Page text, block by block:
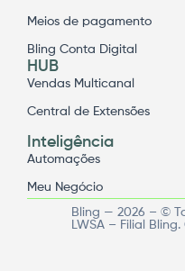
Meios de pagamento
Bling Conta Digital
HUB
Vendas Multicanal
Central de Extensões
Inteligência
Automações
Meu Negócio
Bling — 2026 – ©
LWSA – Filial